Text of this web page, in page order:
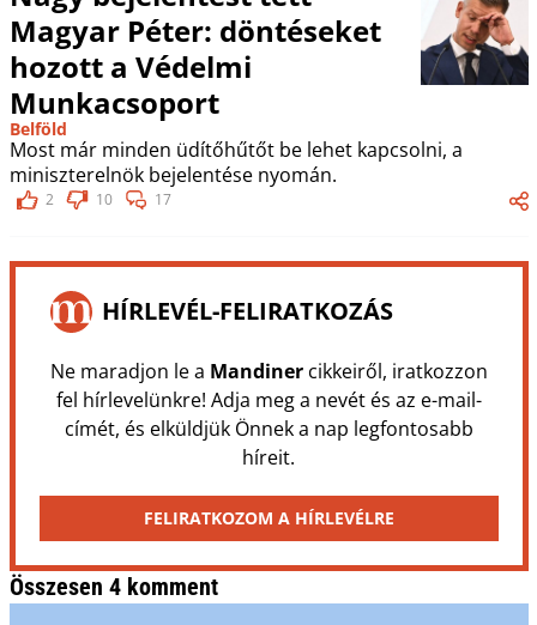
Magyar Péter: döntéseket
hozott a Védelmi
Munkacsoport
Belföld
Most már minden üdítőhűtőt be lehet kapcsolni, a
miniszterelnök bejelentése nyomán.
2 10 17
HÍRLEVÉL-FELIRATKOZÁS
Ne maradjon le a Mandinercikkeiről, iratkozzon
fel hírlevelünkre! Adja meg a nevét és az e-mail-
címét, és elküldjük Önnek a nap legfontosabb
híreit.
FELIRATKOZOM A HÍRLEVÉLRE
Összesen 4 komment